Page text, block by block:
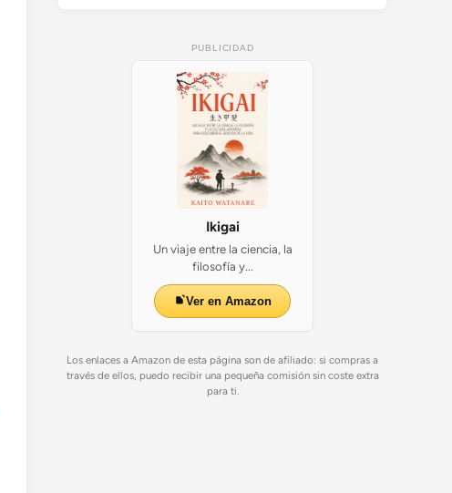
PUBLICIDAD
Ikigai
Un viaje entre la ciencia, la
filosofía y...
Ver en Amazon
Los enlaces a Amazon de esta página son de afiliado: si compras a
través de ellos, puedo recibir una pequeña comisión sin coste extra
para ti.